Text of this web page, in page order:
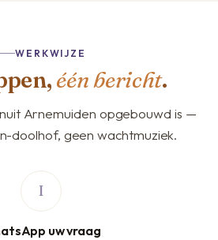
WERKWIJZE
één bericht.
Arnemuiden opgebouwd is —
doolhof, geen wachtmuziek.
uw vraag